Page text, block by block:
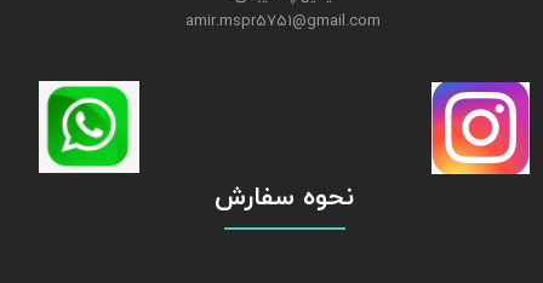
amir.mspr5751@gmail.com
نحوه سفارش